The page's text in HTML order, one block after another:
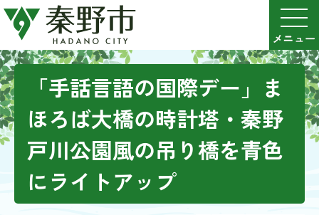
「手話言語の国際デー」ま
ほろば大橋の時計塔・秦野
戸川公園風の吊り橋を青色
にライトアップ